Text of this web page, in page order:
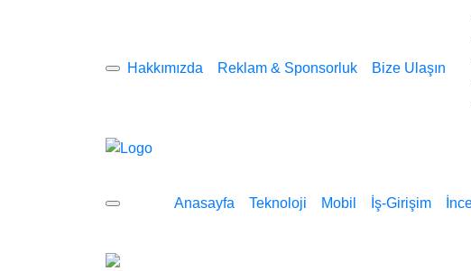
Hakkımızda Reklam & Sponsorluk Bize Ulaşın
Anasayfa Teknoloji Mobil İş-Girişim